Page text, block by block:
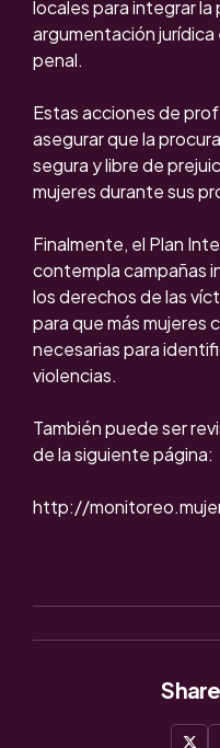
locales para integrar
argumentación
penal.
Estas acciones de
asegurar que la
segura y libre de
mujeres durante sus
Finalmente, el Plan
contempla campañas
los derechos de las
para que más mujeres
necesarias para
violencias.
También puede ser
de la siguiente página:
http://
Share